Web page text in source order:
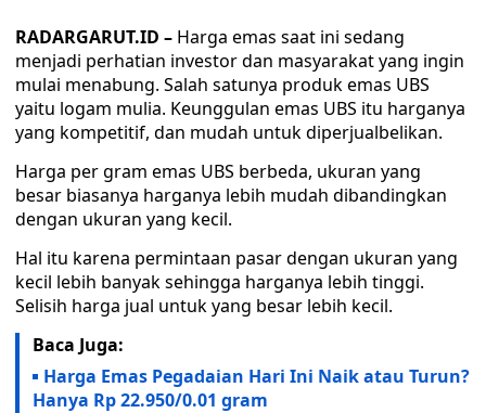
RADARGARUT.ID – Harga emas saat ini sedang
menjadi perhatian investor dan masyarakat yang ingin
mulai menabung. Salah satunya produk emas UBS
yaitu logam mulia. Keunggulan emas UBS itu harganya
yang kompetitif, dan mudah untuk diperjualbelikan.
Harga per gram emas UBS berbeda, ukuran yang
besar biasanya harganya lebih mudah dibandingkan
dengan ukuran yang kecil.
Hal itu karena permintaan pasar dengan ukuran yang
kecil lebih banyak sehingga harganya lebih tinggi.
Selisih harga jual untuk yang besar lebih kecil.
Baca Juga:
Harga Emas Pegadaian Hari Ini Naik atau Turun?
Hanya Rp 22.950/0.01 gram